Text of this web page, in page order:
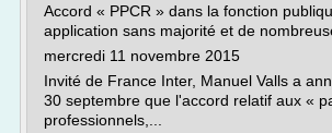
Accord « PPCR » dans la fonction
application sans majorité et de
mercredi 11 novembre 2015
Invité de France Inter, Manuel Valls a
30 septembre que l'accord relatif aux «
professionnels,...